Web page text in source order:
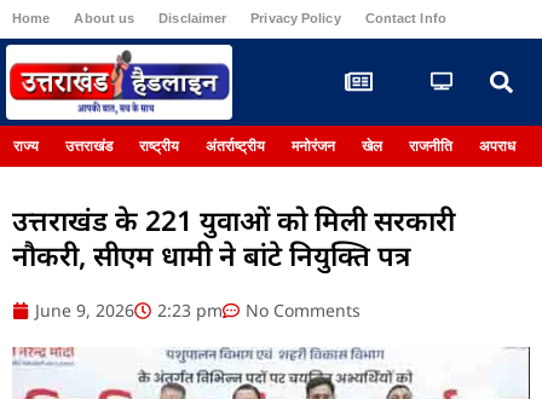
Home About us Disclaimer Privacy Policy Contact Info
राज्य उत्तराखंड राष्ट्रीय अंतर्राष्ट्रीय मनोरंजन खेल राजनीति अपराध
उत्तराखंड के 221 युवाओं को मिली सरकारी
नौकरी, सीएम धामी ने बांटे नियुक्ति पत्र
June 9, 2026 2:23 pm No Comments